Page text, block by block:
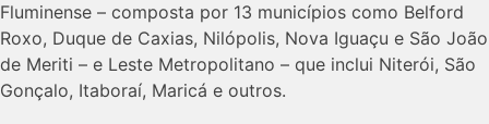
Fluminense – composta por 13 municípios como Belford
Roxo, Duque de Caxias, Nilópolis, Nova Iguaçu e São João
de Meriti – e Leste Metropolitano – que inclui Niterói, São
Gonçalo, Itaboraí, Maricá e outros.